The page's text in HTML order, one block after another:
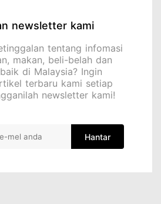
newsletter kami
tentang infomasi
makan, beli-belah dan
di Malaysia? Ingin
terbaru kami setiap
newsletter kami!
Hantar